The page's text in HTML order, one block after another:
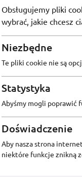
76osób
Obsługujemy pliki
wybrać, jakie chcesz
Niezbędne
Te pliki cookie nie są
Statystyka
Abyśmy mogli poprawić
Doświadczenie
Aby nasza strona
niektóre funkcje znikną